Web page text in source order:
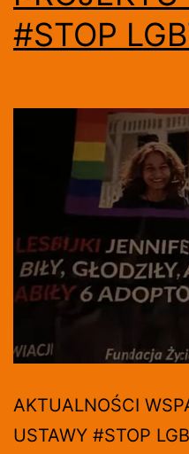
#STOP
AKTUALNOŚCI
USTAWY #STOP